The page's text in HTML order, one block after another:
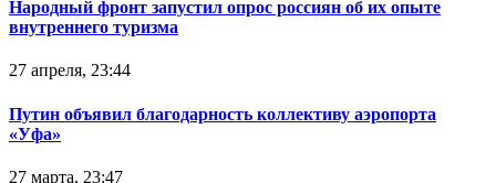
Народный фронт запустил опрос россиян об их опыте
внутреннего туризма
27 апреля, 23:44
Путин объявил благодарность коллективу аэропорта
«Уфа»
27 марта, 23:47